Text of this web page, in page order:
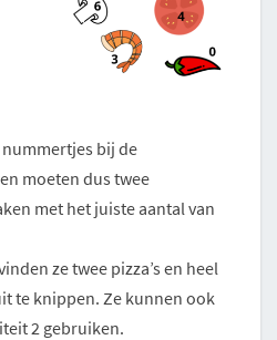
bij de
moeten dus twee
met het juiste aantal van
ze twee pizza’s en heel
te knippen. Ze kunnen ook
2 gebruiken.